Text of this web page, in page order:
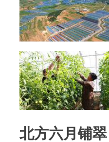
北方六月铺